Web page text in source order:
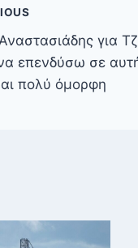
για
επενδύσω σε
πολύ όμορφη